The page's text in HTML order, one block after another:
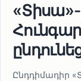
Ընդդիմադիր